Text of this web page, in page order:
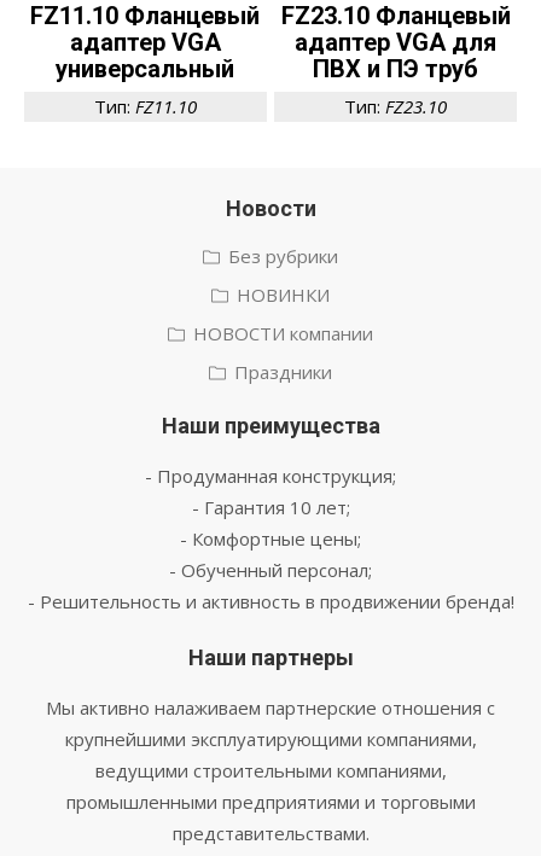
FZ11.10 Фланцевый
адаптер VGA
универсальный
Тип: FZ11.10
FZ23.10 Фланцевый
адаптер VGA для
ПВХ и ПЭ труб
Тип: FZ23.10
Новости
Без рубрики
НОВИНКИ
НОВОСТИ компании
Праздники
Наши преимущества
- Продуманная конструкция;
- Гарантия 10 лет;
- Комфортные цены;
- Обученный персонал;
- Решительность и активность в продвижении бренда!
Наши партнеры
Мы активно налаживаем партнерские отношения с
крупнейшими эксплуатирующими компаниями,
ведущими строительными компаниями,
промышленными предприятиями и торговыми
представительствами.